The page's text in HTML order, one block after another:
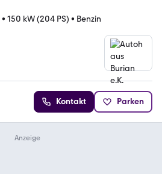
• 150 kW (204 PS) • Benzin
Kontakt Parken